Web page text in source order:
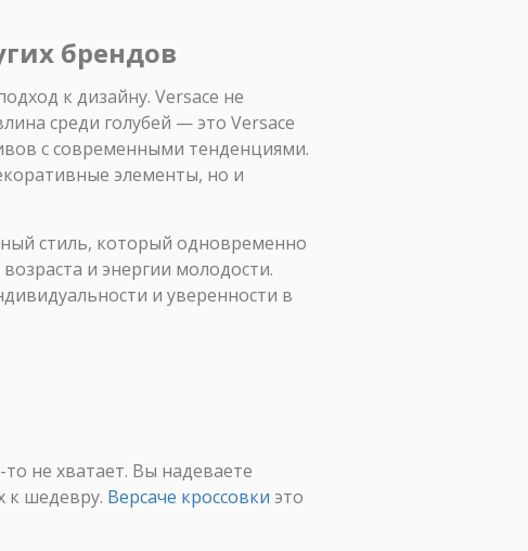
брендов
к дизайну. Versace не
среди голубей — это Versace
с современными тенденциями.
элементы, но и
стиль, который одновременно
и энергии молодости.
и уверенности в
не хватает. Вы надеваете
к шедевру. Версаче кроссовки это